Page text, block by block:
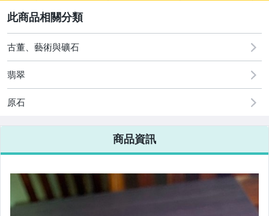
其它
[全店] 周年慶
[全店] 粉絲專享
古董、藝術與礦石
翡翠
原石
商品資訊